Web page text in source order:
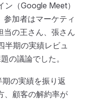
（Google Meet）
加者はマーケティ
当の王さん、張さん
半期の実績レビュ
の議論でした。
期の実績を振り返
、顧客の解約率が